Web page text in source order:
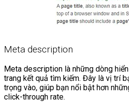
Meta description
Meta description là những dòng
trang kết quả tìm kiếm. Đây là vị trí
trọng vào, giúp bạn nổi bật hơn
click-through rate.